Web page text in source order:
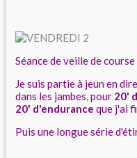
Séance de veille de
Je suis partie à jeun en
dans les jambes, pour 20'
20' d'endurance que j'ai
Puis une longue série